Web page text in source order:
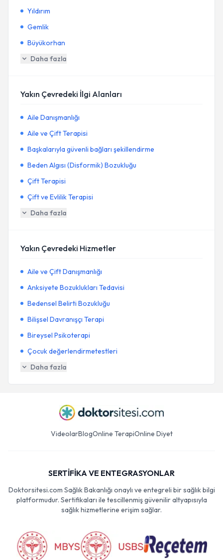
Yıldırım
Gemlik
Büyükorhan
Daha fazla
Yakın Çevredeki İlgi Alanları
Aile Danışmanlığı
Aile ve Çift Terapisi
Başkalarıyla güvenli bağları şekillendirme
Beden Algısı (Disformik) Bozukluğu
Çift Terapisi
Çift ve Evlilik Terapisi
Daha fazla
Yakın Çevredeki Hizmetler
Aile ve Çift Danışmanlığı
Anksiyete Bozuklukları Tedavisi
Bedensel Belirti Bozukluğu
Bilişsel Davranışçı Terapi
Bireysel Psikoterapi
Çocuk değerlendirmetestleri
Daha fazla
VideolarBlogOnline TerapiOnline Diyet
SERTİFİKA VE ENTEGRASYONLAR
Doktorsitesi.com Sağlık Bakanlığı onaylı ve entegreli bir sağlık bilgi
platformudur. Sertifikaları ile tescillenmiş güvenilir altyapısıyla
sağlık hizmetlerine erişim sağlar.